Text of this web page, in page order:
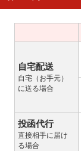
自宅配送
自宅（お手元）
に送る場合
投函代行
直接相手に届け
る場合